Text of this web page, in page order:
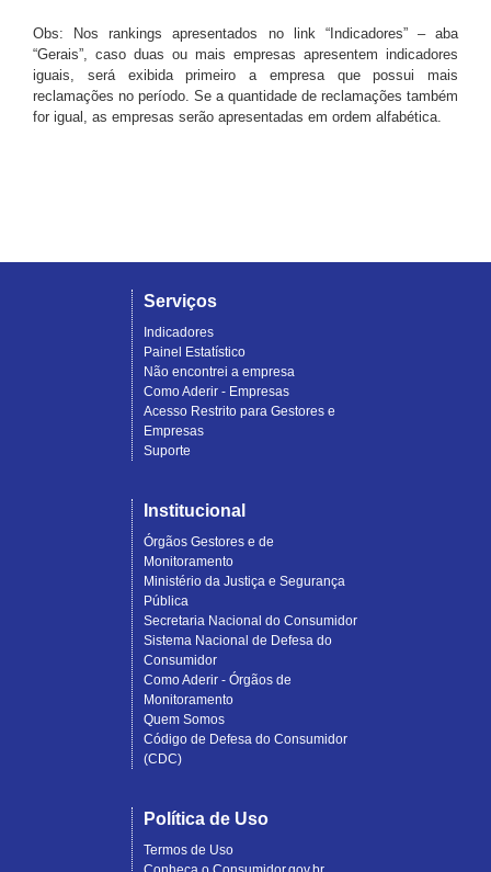
Obs: Nos rankings apresentados no link “Indicadores” – aba
“Gerais”, caso duas ou mais empresas apresentem indicadores
iguais, será exibida primeiro a empresa que possui mais
reclamações no período. Se a quantidade de reclamações também
for igual, as empresas serão apresentadas em ordem alfabética.
Serviços
Indicadores
Painel Estatístico
Não encontrei a empresa
Como Aderir - Empresas
Acesso Restrito para Gestores e
Empresas
Suporte
Institucional
Órgãos Gestores e de
Monitoramento
Ministério da Justiça e Segurança
Pública
Secretaria Nacional do Consumidor
Sistema Nacional de Defesa do
Consumidor
Como Aderir - Órgãos de
Monitoramento
Quem Somos
Código de Defesa do Consumidor
(CDC)
Política de Uso
Termos de Uso